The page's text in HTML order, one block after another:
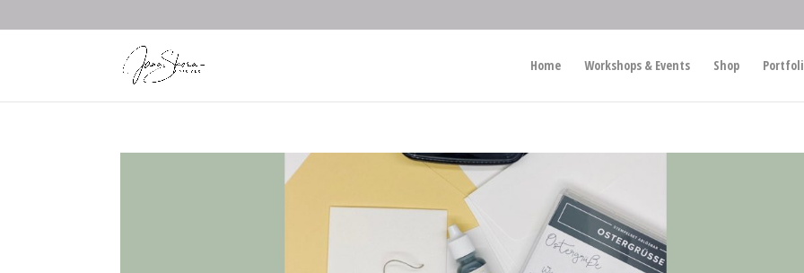
Home Workshops & Events Shop